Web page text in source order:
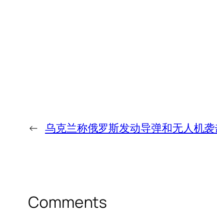
← 乌克兰称俄罗斯发动导弹和无人机
Comments